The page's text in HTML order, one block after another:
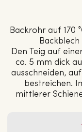
Backrohr auf 170
Den Teig auf
ca. 5 mm dick
ausschneiden,
bestreichen.
mittlerer